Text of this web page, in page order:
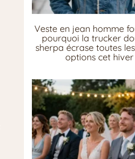
Veste en jean homme
pourquoi la trucker
sherpa écrase toutes
options cet hiver